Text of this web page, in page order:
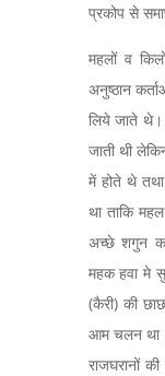
प्रकोप से
महलों व
अनुष्ठान
लिये जाते थे।
जाती थी
में होते थे तथा
था ताकि
अच्छे शगुन
महक हवा मे
(कैरी) की
आम चलन था।
राजघरानों